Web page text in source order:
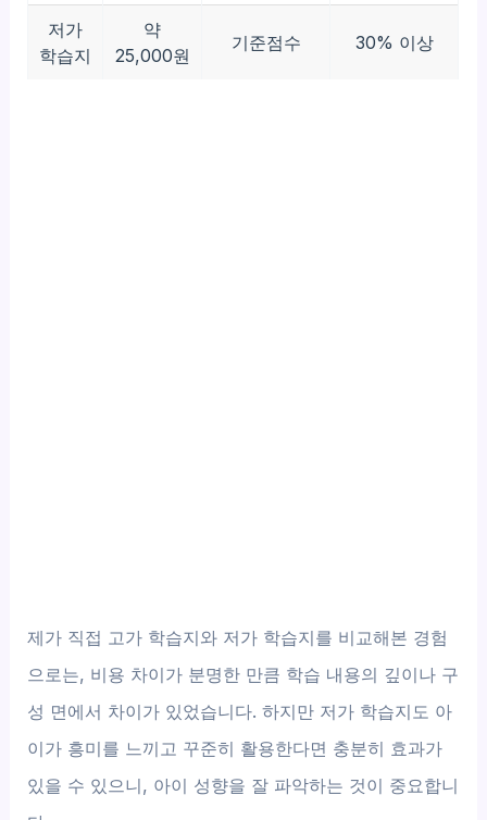
저가
학습지
약
25,000원
기준점수 30% 이상
제가 직접 고가 학습지와 저가 학습지를 비교해본 경험
으로는, 비용 차이가 분명한 만큼 학습 내용의 깊이나 구
성 면에서 차이가 있었습니다. 하지만 저가 학습지도 아
이가 흥미를 느끼고 꾸준히 활용한다면 충분히 효과가
있을 수 있으니, 아이 성향을 잘 파악하는 것이 중요합니